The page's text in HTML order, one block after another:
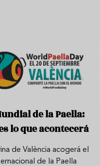
de la Paella:
lo que acontecerá
de València acogerá el
de la Paella